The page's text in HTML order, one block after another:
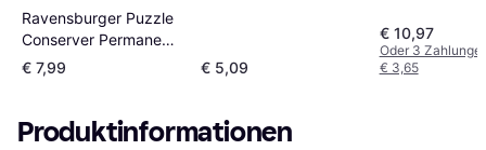
Ravensburger Puzzle
Conserver Permanent
200ml
€ 7,99 € 5,09
€ 10,97
Oder 3
€ 3,65
Produktinformationen